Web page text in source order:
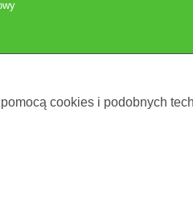
cookies i podobnych